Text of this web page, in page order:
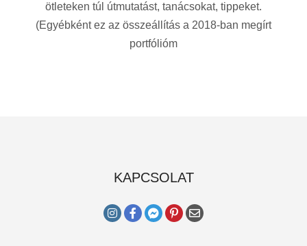
ötleteken túl útmutatást, tanácsokat, tippeket.
(Egyébként ez az összeállítás a 2018-ban megírt
portfólióm
KAPCSOLAT